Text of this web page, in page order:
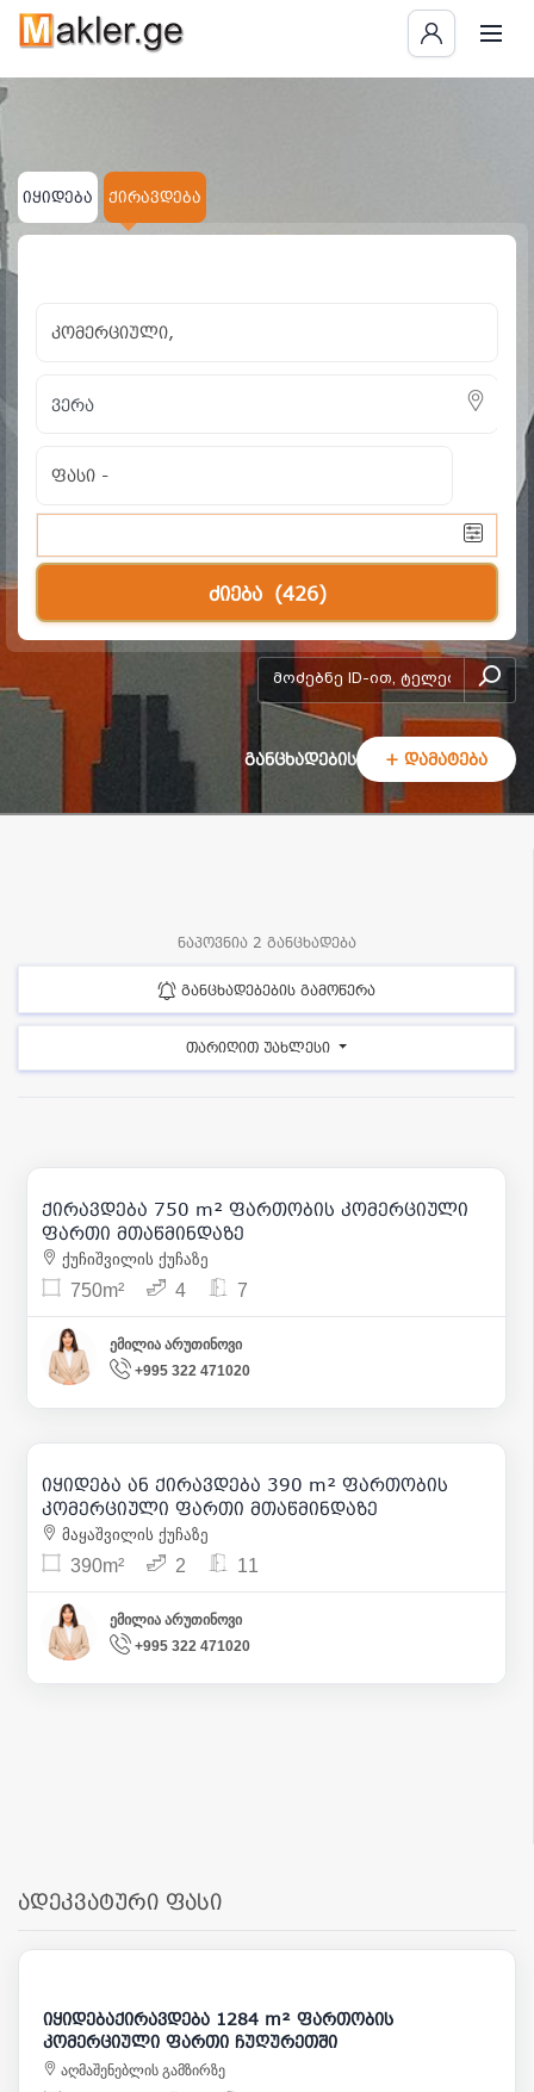
ქირავდება
ნაპოვნია 2 განცხადება
იყიდება ქირავდება
კომერციული,
ფასი -
ძიება (426)
add-form
განცხადების + დამატება
ნაპოვნია 2 განცხადება
განცხადებების გამოწერა
თარიღით უახლესი
7
5 500 | m² 7
ქირავდება 750 m² ფართობის კომერციული
ფართი მთაწმინდაზე
ქუჩიშვილის ქუჩაზე
750m² 4 7
ემილია არუთინოვი
+995 322 471020
11
6 000 | m² 15
1 380 000
იყიდება ან ქირავდება 390 m² ფართობის
კომერციული ფართი მთაწმინდაზე
მაყაშვილის ქუჩაზე
390m² 2 11
ემილია არუთინოვი
+995 322 471020
ადეკვატური ფასი
5 000 000
იყიდებაქირავდება 1284 m² ფართობის
კომერციული ფართი ჩუღურეთში
აღმაშენებლის გამზირზე